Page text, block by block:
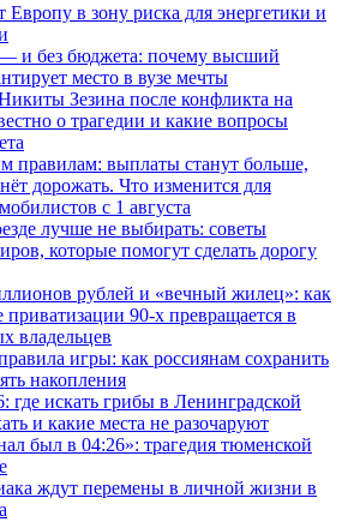
Европу в зону риска для энергетики и
и без бюджета: почему высший
место в вузе мечты
Зезина после конфликта на
о трагедии и какие вопросы
выплаты станут больше,
дорожать. Что изменится для
с 1 августа
лучше не выбирать: советы
которые помогут сделать дорогу
рублей и «вечный жилец»: как
90-х превращается в
владельцев
игры: как россиянам сохранить
накопления
где искать грибы в Ленинградской
и какие места не разочаруют
был в 04:26»: трагедия тюменской
ждут перемены в личной жизни в